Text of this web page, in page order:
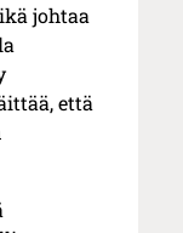
johtaa
että